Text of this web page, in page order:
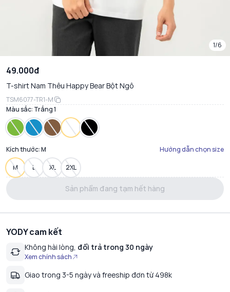
1/6
49.000đ
T-shirt Nam Thêu Happy Bear Bột Ngô
TSM6077-TR1-M
Màu sắc: Trắng 1
Kích thước:M Hướng dẫn chọn size
M L XL 2XL
Sản phẩm đang tạm hết hàng
YODY cam kết
Không hài lòng, đổi trả trong 30 ngày
Xem chính sách
Giao trong 3-5 ngày và freeship đơn từ 498k